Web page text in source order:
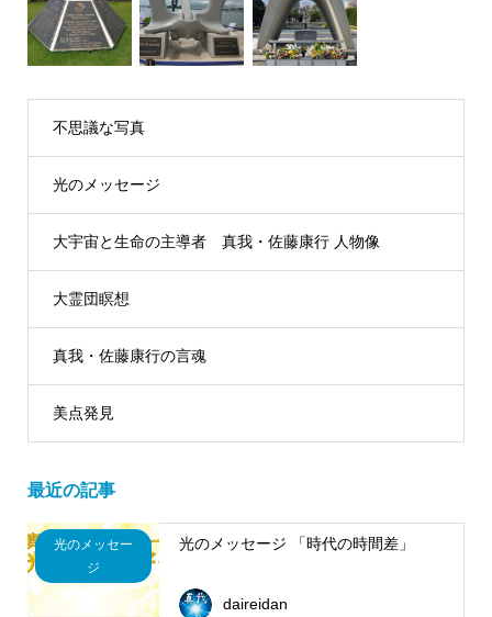
不思議な写真
光のメッセージ
大宇宙と生命の主導者 真我・佐藤康行 人物像
大霊団瞑想
真我・佐藤康行の言魂
美点発見
最近の記事
光のメッセー
ジ
光のメッセージ 「時代の時間差」
daireidan